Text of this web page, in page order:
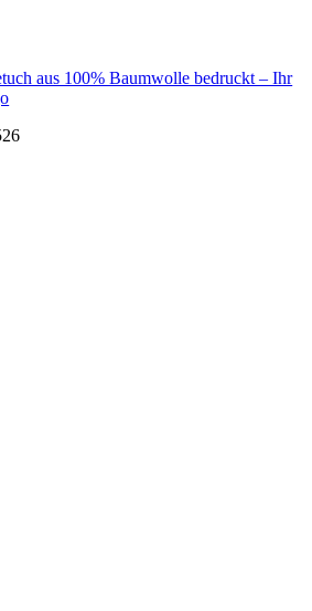
aus 100% Baumwolle bedruckt – Ihr